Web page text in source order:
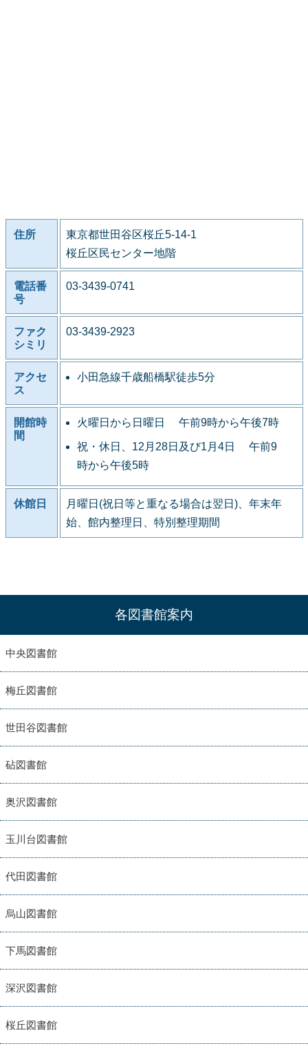
住所
東京都世田谷区桜丘5-14-1
桜丘区民センター地階
電話番
号
03-3439-0741
ファク
シミリ
03-3439-2923
アクセ
ス
小田急線千歳船橋駅徒歩5分
開館時
間
火曜日から日曜日 午前9時から午後7時
祝・休日、12月28日及び1月4日 午前9
時から午後5時
休館日
月曜日(祝日等と重なる場合は翌日)、年末年
始、館内整理日、特別整理期間
各図書館案内
中央図書館
梅丘図書館
世田谷図書館
砧図書館
奥沢図書館
玉川台図書館
代田図書館
烏山図書館
下馬図書館
深沢図書館
桜丘図書館